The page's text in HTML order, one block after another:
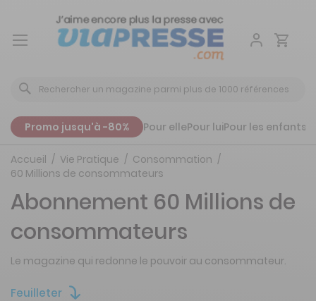
Aller
Promo jusqu'à -80% Pour ellePour luiPour les enfants
Accueil Vie Pratique
Consommation
60 Millions de consommateurs
Feuilleter
Abonnement 60 Millions de
consommateurs
Le magazine qui redonne le pouvoir au consommateur.